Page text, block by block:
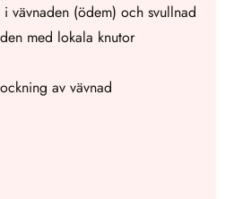
i vävnaden (ödem) och svullnad
med lokala knutor
av vävnad